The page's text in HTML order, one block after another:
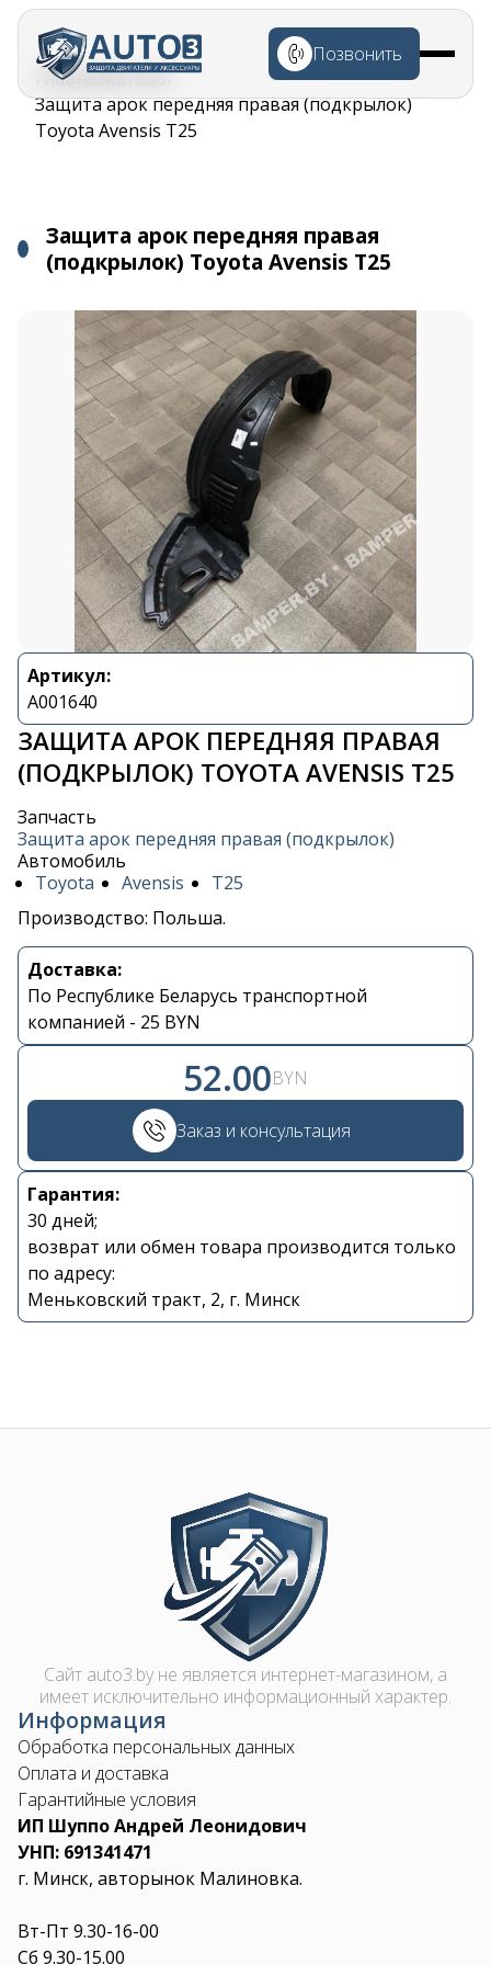
Перейти к
основному
содержанию
Позвонить
Строка
навигации
ГлавнаяКаталог
Защита арок передняя правая (подкрылок)
Toyota Avensis T25
Защита арок передняя правая
(подкрылок) Toyota Avensis T25
Артикул:
A001640
ЗАЩИТА АРОК ПЕРЕДНЯЯ ПРАВАЯ
(ПОДКРЫЛОК) TOYOTA AVENSIS T25
Запчасть
Защита арок передняя правая (подкрылок)
Автомобиль
Toyota
Avensis
T25
Производство: Польша.
Доставка:
По Республике Беларусь транспортной
компанией - 25 BYN
52.00BYN
Заказ и консультация
Гарантия:
30 дней;
возврат или обмен товара производится только
по адресу:
Меньковский тракт, 2, г. Минск
Контакты
+375 29 870 15 80
Viber
shupik21@bk.ru
Image
Сайт auto3.by не является интернет-магазином, а
имеет исключительно информационный характер.
Информация
Обработка персональных данных
Оплата и доставка
Гарантийные условия
ИП Шуппо Андрей Леонидович
УНП: 691341471
г. Минск, авторынок Малиновка.
Вт-Пт 9.30-16-00
Сб 9.30-15.00